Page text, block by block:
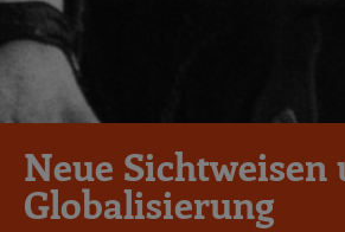
Neue Sichtweisen
Globalisierung